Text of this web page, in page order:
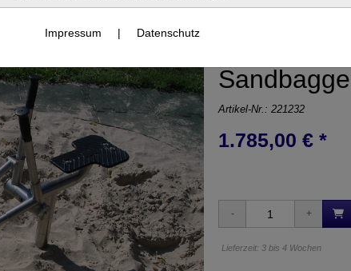
Artikel-Nr.: 221232
1.785,00 € *
Lieferzeit: 3 bis 4 Wochen
Impressum | Datenschutz